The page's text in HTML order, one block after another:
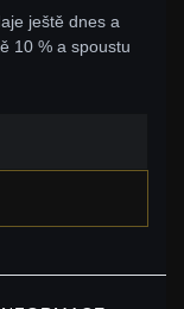
ještě dnes a
10 % a spoustu